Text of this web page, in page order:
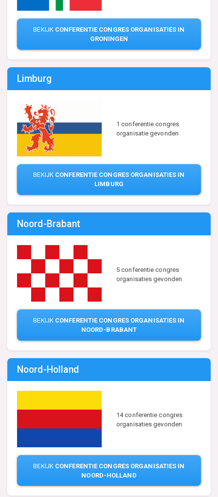
BEKIJK CONFERENTIE CONGRES ORGANISATIES IN
GRONINGEN
Limburg
1 conferentie congres
organisatie gevonden
BEKIJK CONFERENTIE CONGRES ORGANISATIES IN
LIMBURG
Noord-Brabant
5 conferentie congres
organisaties gevonden
BEKIJK CONFERENTIE CONGRES ORGANISATIES IN
NOORD-BRABANT
Noord-Holland
14 conferentie congres
organisaties gevonden
BEKIJK CONFERENTIE CONGRES ORGANISATIES IN
NOORD-HOLLAND